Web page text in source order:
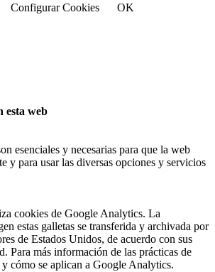
Configurar Cookies OK
esta web
esenciales y necesarias para que la web
y para usar las diversas opciones y servicios
cookies de Google Analytics. La
estas galletas se transferida y archivada por
de Estados Unidos, de acuerdo con sus
Para más información de las prácticas de
cómo se aplican a Google Analytics.